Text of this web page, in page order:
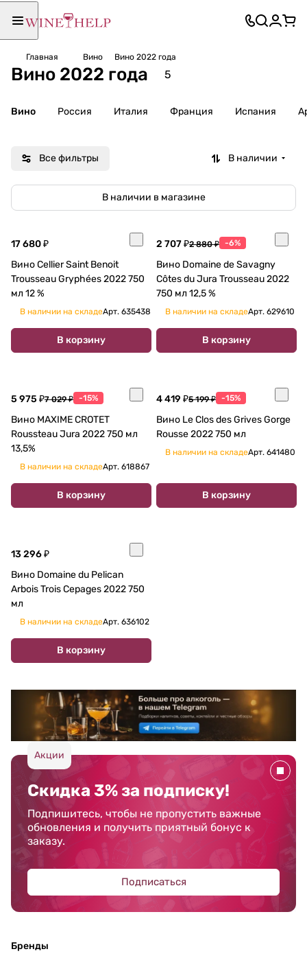
Главная Вино Вино 2022 года
Вино 2022 года 5
Вино Россия Италия Франция Испания
Все фильтры В наличии
В наличии в магазине
17 680 ₽
Вино Cellier Saint Benoit
Trousseau Gryphées 2022 750
мл 12 %
В наличии на складеАрт. 635438
В корзину
2 707 ₽2 880 ₽ -6%
Вино Domaine de Savagny
Côtes du Jura Trousseau 2022
750 мл 12,5 %
В наличии на складеАрт. 629610
В корзину
5 975 ₽7 029 ₽ -15%
Вино MAXIME CROTET
Roussteau Jura 2022 750 мл
13,5%
В наличии на складеАрт. 618867
В корзину
4 419 ₽5 199 ₽ -15%
Вино Le Clos des Grives Gorge
Rousse 2022 750 мл
В наличии на складеАрт. 641480
В корзину
13 296 ₽
Вино Domaine du Pelican
Arbois Trois Cepages 2022 750
мл
В наличии на складеАрт. 636102
В корзину
Акции
Скидка 3% за подписку!
Подпишитесь, чтобы не пропустить важные
обновления и получить приятный бонус к
заказу.
Подписаться
Бренды